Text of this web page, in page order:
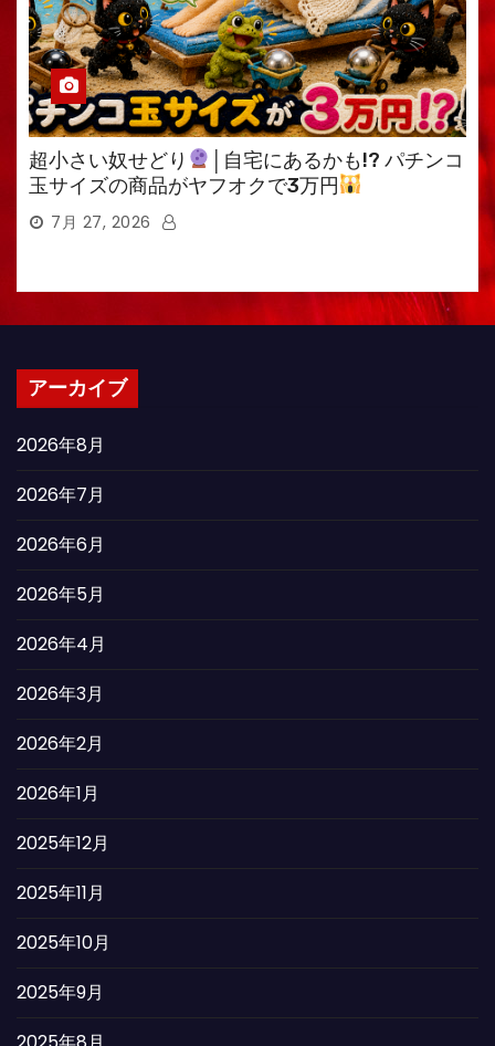
超小さい奴せどり
│自宅にあるかも!? パチンコ
玉サイズの商品がヤフオクで3万円
7月 27, 2026
アーカイブ
2026年8月
2026年7月
2026年6月
2026年5月
2026年4月
2026年3月
2026年2月
2026年1月
2025年12月
2025年11月
2025年10月
2025年9月